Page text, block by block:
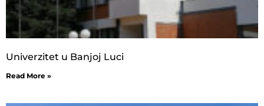
Univerzitet u Banjoj Luci
Read More »